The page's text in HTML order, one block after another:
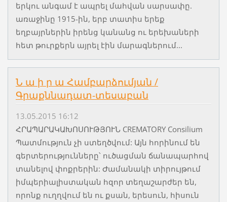
երկու անգամ է ապրել մահվան սարսափը.
առաջինը 1915-ին, երբ տատիս երեք
եղբայրներին իրենց կանանց ու երեխաների
հետ թուրքերն այրել էին մարագներում...
Ն ա ի ր ա Համբարձումյան /
Գրաքննադատ-տեսաբան
13.05.2015 16:12
ՀՐԱՊԱՐԱԿԱԽՈՍՈՒԹՅՈՒՆ CREMATORY Consilium
Պատմություն չի ստեղծվում: Այն հորինում են
գերտերությունները՝ ուծացման ճանապարհով
տանելով փոքրերին: Ժամանակի տիրույթում
իմպերիալիստական հզոր տեղաշարժեր են,
որոնք ուղղվում են ու քսան, երեսուն, հիսուն